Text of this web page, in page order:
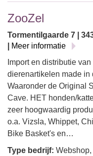
ZooZel
Tormentilgaarde 7 |
Meer informatie
Import en distributie
dierenartikelen made in
Waaronder de Original
Cave. HET honden/
zeer hoogwaardig
o.a. Vizsla, Whippet,
Bike Basket's en…
Type bedrijf: